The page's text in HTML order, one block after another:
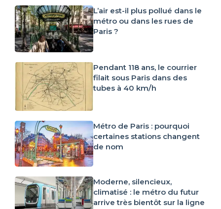
L’air est-il plus pollué dans le
métro ou dans les rues de
Paris ?
Pendant 118 ans, le courrier
filait sous Paris dans des
tubes à 40 km/h
Métro de Paris : pourquoi
certaines stations changent
de nom
Moderne, silencieux,
climatisé : le métro du futur
arrive très bientôt sur la ligne